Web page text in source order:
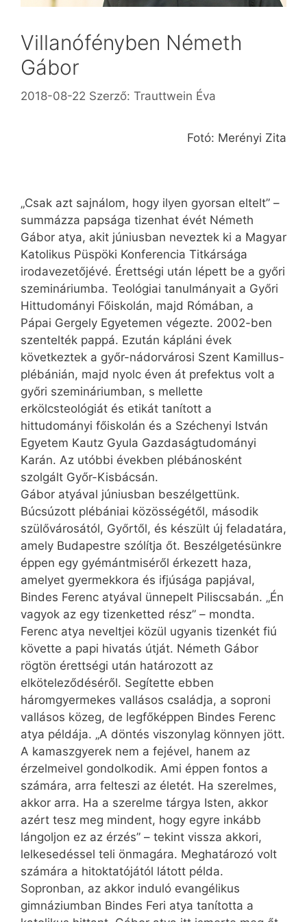
Villanófényben Németh
Gábor
2018-08-22 Szerző: Trauttwein Éva
Fotó: Merényi Zita
„Csak azt sajnálom, hogy ilyen gyorsan eltelt” –
summázza papsága tizenhat évét Németh
Gábor atya, akit júniusban neveztek ki a Magyar
Katolikus Püspöki Konferencia Titkársága
irodavezetőjévé. Érettségi után lépett be a győri
szemináriumba. Teológiai tanulmányait a Győri
Hittudományi Főiskolán, majd Rómában, a
Pápai Gergely Egyetemen végezte. 2002-ben
szentelték pappá. Ezután kápláni évek
következtek a győr-nádorvárosi Szent Kamillus-
plébánián, majd nyolc éven át prefektus volt a
győri szemináriumban, s mellette
erkölcsteológiát és etikát tanított a
hittudományi főiskolán és a Széchenyi István
Egyetem Kautz Gyula Gazdaságtudományi
Karán. Az utóbbi években plébánosként
szolgált Győr-Kisbácsán.
Gábor atyával júniusban beszélgettünk.
Búcsúzott plébániai közösségétől, második
szülővárosától, Győrtől, és készült új feladatára,
amely Budapestre szólítja őt. Beszélgetésünkre
éppen egy gyémántmiséről érkezett haza,
amelyet gyermekkora és ifjúsága papjával,
Bindes Ferenc atyával ünnepelt Piliscsabán. „Én
vagyok az egy tizenketted rész” – mondta.
Ferenc atya neveltjei közül ugyanis tizenkét fiú
követte a papi hivatás útját. Németh Gábor
rögtön érettségi után határozott az
elköteleződéséről. Segítette ebben
háromgyermekes vallásos családja, a soproni
vallásos közeg, de legfőképpen Bindes Ferenc
atya példája. „A döntés viszonylag könnyen jött.
A kamaszgyerek nem a fejével, hanem az
érzelmeivel gondolkodik. Ami éppen fontos a
számára, arra felteszi az életét. Ha szerelmes,
akkor arra. Ha a szerelme tárgya Isten, akkor
azért tesz meg mindent, hogy egyre inkább
lángoljon ez az érzés” – tekint vissza akkori,
lelkesedéssel teli önmagára. Meghatározó volt
számára a hitoktatójától látott példa.
Sopronban, az akkor induló evangélikus
gimnáziumban Bindes Feri atya tanította a